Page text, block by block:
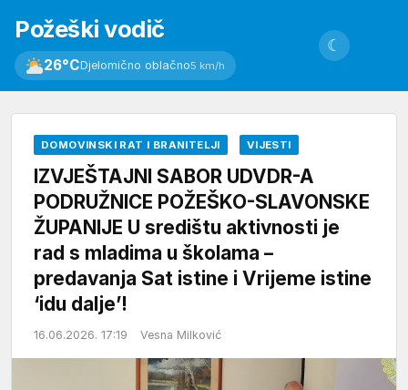
Požeški vodič
26°CDjelomično oblačno5 km/h
☾
DOMOVINSKI RAT I BRANITELJI VIJESTI
IZVJEŠTAJNI SABOR UDVDR-A
PODRUŽNICE POŽEŠKO-SLAVONSKE
ŽUPANIJE U središtu aktivnosti je
rad s mladima u školama –
predavanja Sat istine i Vrijeme istine
‘idu dalje’!
16.06.2026. 17:19 Vesna Milković